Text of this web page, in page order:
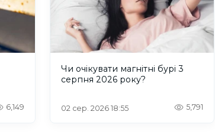
6,149
Чи очікувати магнітні бурі 3
серпня 2026 року?
02 сер. 2026 18:55 5,791